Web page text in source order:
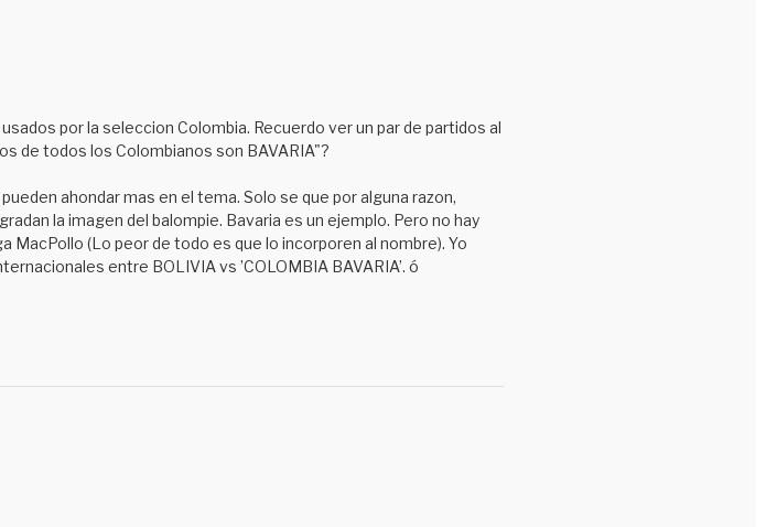
por la seleccion Colombia. Recuerdo ver un par de partidos al
de todos los Colombianos son BAVARIA"?
ahondar mas en el tema. Solo se que por alguna razon,
la imagen del balompie. Bavaria es un ejemplo. Pero no hay
MacPollo (Lo peor de todo es que lo incorporen al nombre). Yo
entre BOLIVIA vs ’COLOMBIA BAVARIA’. ó